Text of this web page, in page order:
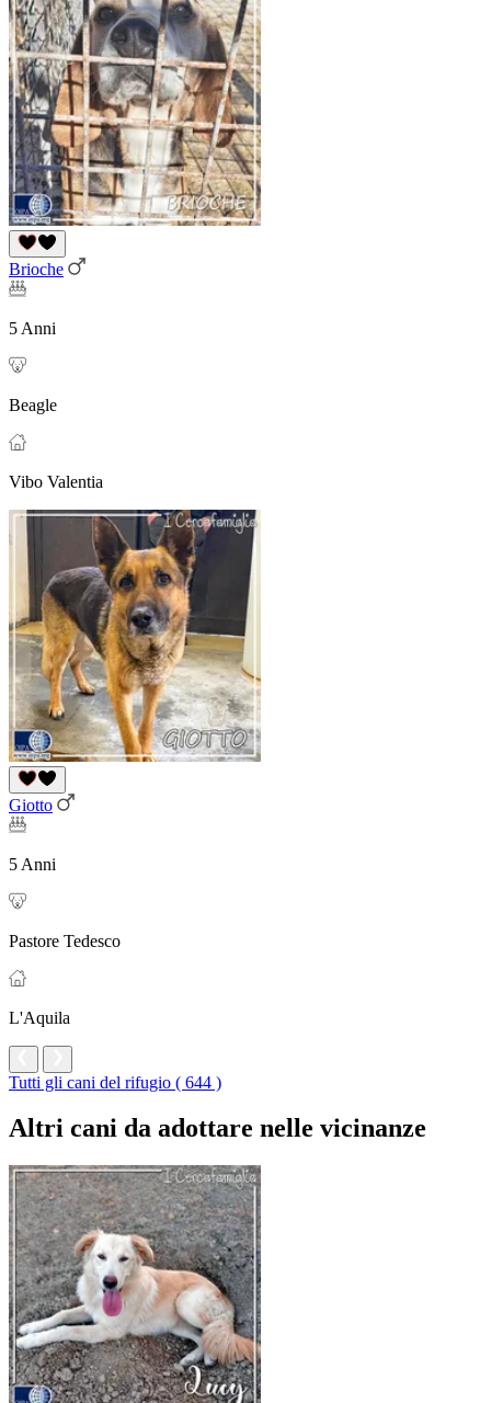
Brioche
5 Anni
Beagle
Vibo Valentia
Giotto
5 Anni
Pastore Tedesco
L'Aquila
Tutti gli cani del rifugio ( 644 )
Altri cani da adottare nelle vicinanze